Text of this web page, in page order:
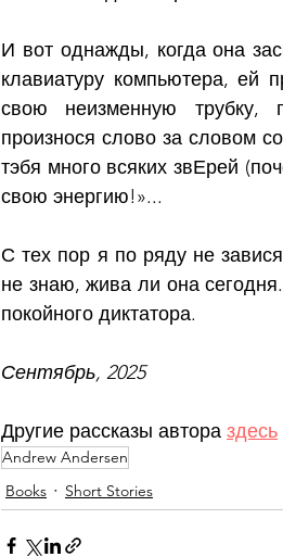
И вот однажды, когда она
клавиатуру компьютера, ей
свою неизменную трубку,
произнося слово за словом
тэбя много всяких звЕрей
свою энергию!»...
С тех пор я по ряду не
не знаю, жива ли она
покойного диктатора.
Сентябрь, 2025
Другие рассказы автора здесь
Andrew Andersen
Books
Short Stories